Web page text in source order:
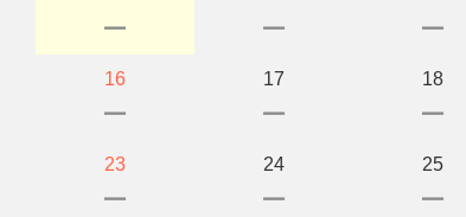
ー ー ー
16
ー
17
ー
18
ー
23
ー
24
ー
25
ー